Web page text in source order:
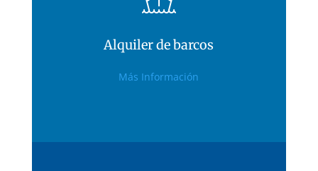
Alquiler de barcos
Más Información
Alquiler de barcos
Desde 260€/Alquiler